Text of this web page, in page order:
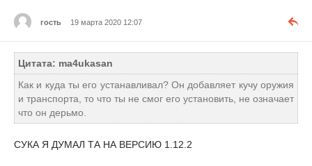
гость 19 марта 2020 12:07
Цитата: ma4ukasan
Как и куда ты его устанавливал? Он добавляет кучу оружия
и транспорта, то что ты не смог его установить, не означает
что он дерьмо.
СУКА Я ДУМАЛ ТА НА ВЕРСИЮ 1.12.2